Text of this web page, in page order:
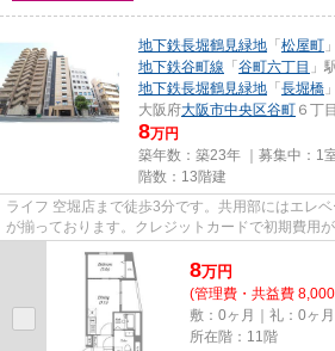
地下鉄長堀鶴見緑地 「 松屋町
地下鉄谷町線 「 谷町六丁目 」
地下鉄長堀鶴見緑地 「 長堀橋
大阪府大阪市中央区谷町 ６丁目
8万円
築年数：築23年 ｜募集中： 1
階数：13階建
ライフ 空堀店まで徒歩3分です。共用部にはエレ
が揃っております。クレジットカードで初期費用
8万円
(管理費・共益費
敷：0ヶ月｜礼：0ヶ月
所在階：11階